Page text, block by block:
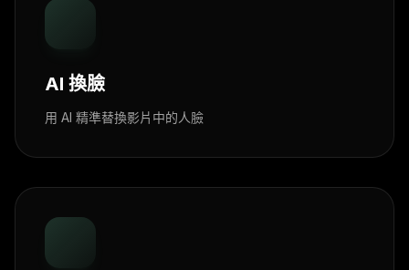
AI 換臉
用 AI 精準替換影片中的人臉